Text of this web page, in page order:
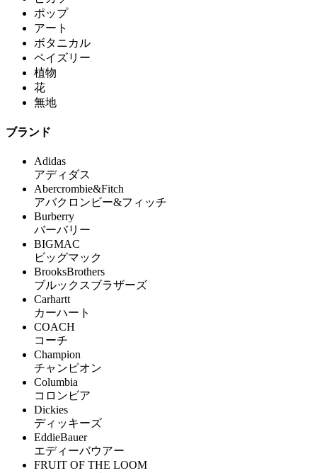
ポップ
アート
ボタニカル
ペイズリー
植物
花
無地
ブランド
Adidas
アディダス
Abercrombie&Fitch
アバクロンビー&フィッチ
Burberry
バーバリー
BIGMAC
ビッグマック
BrooksBrothers
ブルックスブラザーズ
Carhartt
カーハート
COACH
コーチ
Champion
チャンピオン
Columbia
コロンビア
Dickies
ディッキーズ
EddieBauer
エディーバウアー
FRUIT OF THE LOOM